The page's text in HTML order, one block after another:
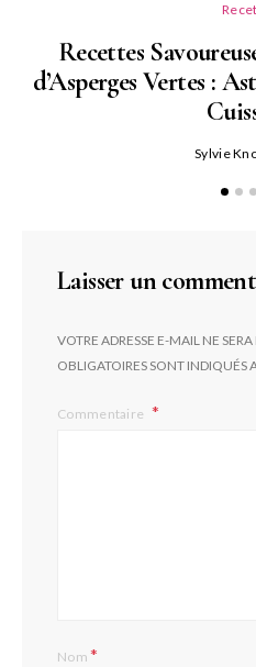
Recettes
d’Asperges Vertes :
Sylvie
Laisser un
VOTRE ADRESSE E-MAIL NE SERA
OBLIGATOIRES SONT INDIQUÉS
Commentaire
Nom*